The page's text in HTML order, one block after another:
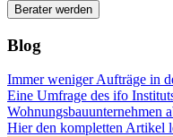
Berater werden
Blog
Immer weniger Aufträge in
Eine Umfrage des ifo
Wohnungsbauunternehmen
Hier den kompletten Artikel